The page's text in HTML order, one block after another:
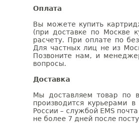
Оплата
Вы можете купить
(при доставке по Москве
расчету. При оплате по
Для частных лиц не из
Позвоните нам, и
вопросы.
Доставка
Мы доставляем товар по
производится курьерами
России – службой EMS
не более 7 дней после